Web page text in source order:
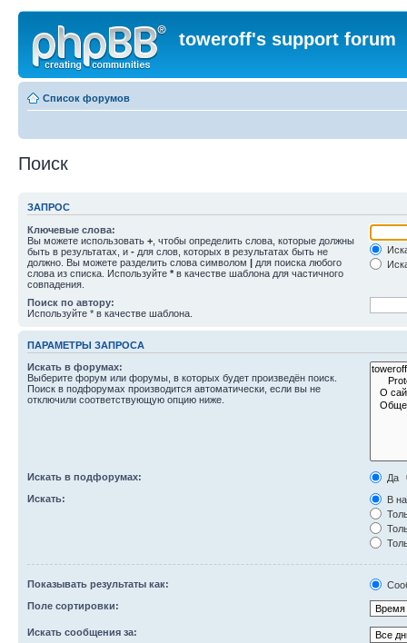
toweroff's support forum
Список форумов
Поиск
ЗАПРОС
Ключевые слова:
Вы можете использовать + , чтобы определить слова, которые должны
быть в результатах, и - для слов, которых в результатах быть не
должно. Вы можете разделить слова символом | для поиска любого
слова из списка. Используйте * в качестве шаблона для частичного
совпадения.
Поиск по автору:
Используйте * в качестве шаблона.
ПАРАМЕТРЫ ЗАПРОСА
Искать в форумах:
Выберите форум или форумы, в которых будет произведён поиск.
Поиск в подфорумах производится автоматически, если вы не
отключили соответствующую опцию ниже.
Искать в подфорумах:
Да
Искать:
В
Показывать результаты как:
Поле сортировки:
Искать сообщения за: